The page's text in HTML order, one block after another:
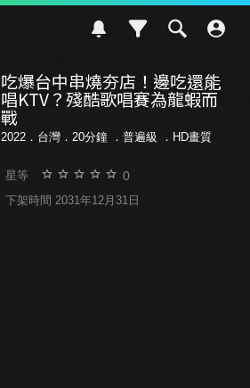
吃爆台中串燒夯店！邊吃還能
唱KTV？殘酷歌唱賽為龍蝦而
戰
2022．台灣．20分鐘 ． 普遍級 ．HD畫質
星等 0
下架時間 2031年12月31日